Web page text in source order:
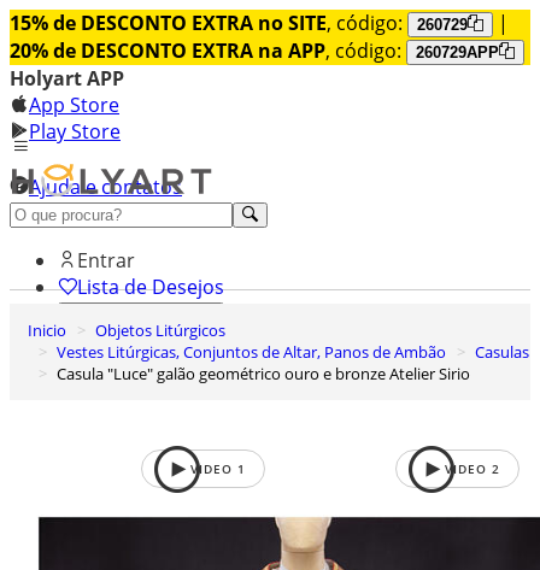
15% de DESCONTO EXTRA no SITE, código: 260729
|
20% de DESCONTO EXTRA na APP, código: 260729APP
Holyart APP
App Store
Play Store
Ajuda e contatos
Conheça premium
Entrar
Lista de Desejos
0
Carrinho de Compras
Inicio
Objetos Litúrgicos
Vestes Litúrgicas, Conjuntos de Altar, Panos de Ambão
Casulas
Casula "Luce" galão geométrico ouro e bronze Atelier Sirio
VIDEO 1 VIDEO 2